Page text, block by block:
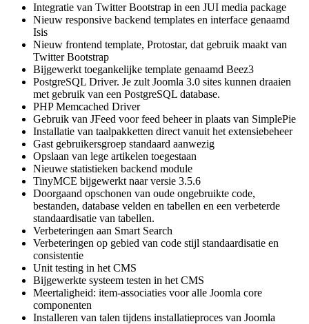
Integratie van Twitter Bootstrap in een JUI media package
Nieuw responsive backend templates en interface genaamd
Isis
Nieuw frontend template, Protostar, dat gebruik maakt van
Twitter Bootstrap
Bijgewerkt toegankelijke template genaamd Beez3
PostgreSQL Driver. Je zult Joomla 3.0 sites kunnen draaien
met gebruik van een PostgreSQL database.
PHP Memcached Driver
Gebruik van JFeed voor feed beheer in plaats van SimplePie
Installatie van taalpakketten direct vanuit het extensiebeheer
Gast gebruikersgroep standaard aanwezig
Opslaan van lege artikelen toegestaan
Nieuwe statistieken backend module
TinyMCE bijgewerkt naar versie 3.5.6
Doorgaand opschonen van oude ongebruikte code,
bestanden, database velden en tabellen en een verbeterde
standaardisatie van tabellen.
Verbeteringen aan Smart Search
Verbeteringen op gebied van code stijl standaardisatie en
consistentie
Unit testing in het CMS
Bijgewerkte systeem testen in het CMS
Meertaligheid: item-associaties voor alle Joomla core
componenten
Installeren van talen tijdens installatieproces van Joomla